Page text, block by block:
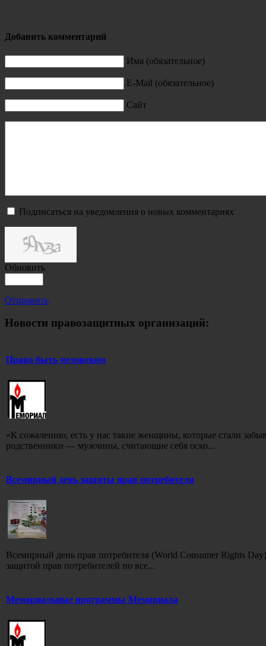
Добавить комментарий
Имя (обязательное)
E-Mail (обязательное)
Сайт
Подписаться на уведомления о новых комментариях
Обновить
Отправить
Новости правозащитных организаций:
Право быть человеком
«К сожалению, есть у нас такие женщины, которые стали
родственники — мужчины, считающие себя оско...
Всемирный день защиты прав потребителя
Всемирный день прав потребителя (World Consumer Rights
защитой прав потребителей по все...
Мемориальные программы Мемориала